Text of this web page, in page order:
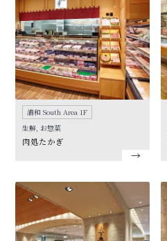
浦和 South Area 1F
生鮮, お惣菜
肉処たかぎ